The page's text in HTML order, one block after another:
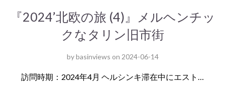
『2024’北欧の旅 (4)』メルヘンチッ
クなタリン旧市街
bybasinviews on 2024-06-14
訪問時期：2024年4月 ヘルシンキ滞在中にエスト…